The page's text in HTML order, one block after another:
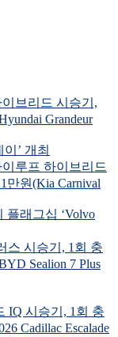
먼
스
승
기,
8,840
원,
행
거
Genesis
GV60
브리드 시승기,
Grandeur
’ 개최
루프 하이브리드
만원(Kia Carnival
플래그십 ‘Volvo
스 시승기, 1회 충
Sealion 7 Plus
IQ 시승기, 1회 충
Cadillac Escalade